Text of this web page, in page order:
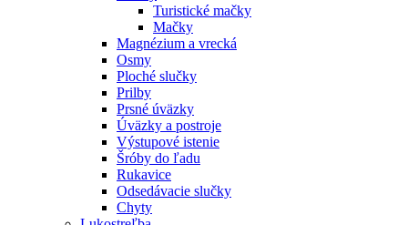
Turistické mačky
Mačky
Magnézium a vrecká
Osmy
Ploché slučky
Prilby
Prsné úväzky
Úväzky a postroje
Výstupové istenie
Šróby do ľadu
Rukavice
Odsedávacie slučky
Chyty